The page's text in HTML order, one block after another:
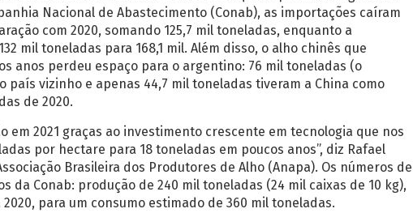
Nacional de Abastecimento (Conab), as importações caíram
com 2020, somando 125,7 mil toneladas, enquanto a
mil toneladas para 168,1 mil. Além disso, o alho chinês que
anos perdeu espaço para o argentino: 76 mil toneladas (o
país vizinho e apenas 44,7 mil toneladas tiveram a China como
de 2020.
em 2021 graças ao investimento crescente em tecnologia que nos
por hectare para 18 toneladas em poucos anos”, diz Rafael
Brasileira dos Produtores de Alho (Anapa). Os números de
da Conab: produção de 240 mil toneladas (24 mil caixas de 10 kg),
para um consumo estimado de 360 mil toneladas.